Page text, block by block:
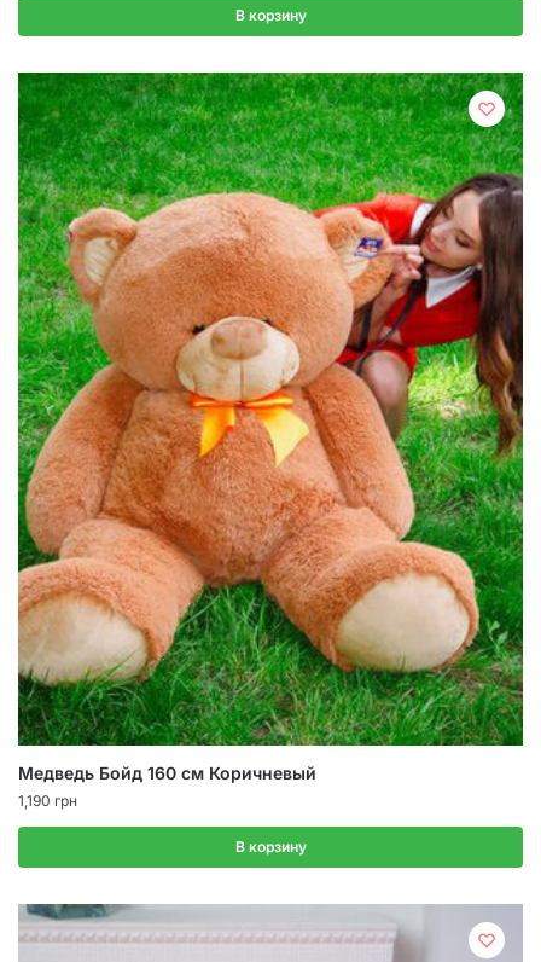
В корзину
Медведь Бойд 160 см Коричневый
1,190 грн
В корзину